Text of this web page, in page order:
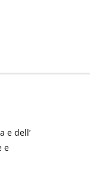
e dell’
e